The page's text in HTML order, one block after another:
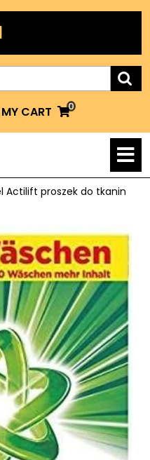
MY CART
MY
0
Actilift proszek do tkanin